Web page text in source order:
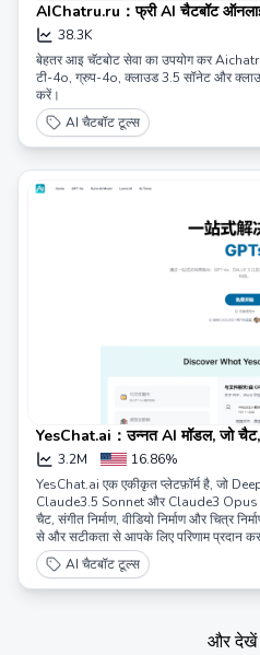
AIChatru.ru：फ्री AI चैटबॉट
38.3K
बेहतर आइ चॅटबोट सेवा का उपयोग कर
टी-4o, ग्रुप-4o, क्लाउड 3.5 सॉनेट और
करें।
AI चैटबॉट टूल्स
YesChat.ai：उन्नत AI मॉडल, जो चैट,
करता है
3.2M 16.86%
YesChat.ai एक एकीकृत प्लेटफ़ॉर्म है, जो
Claude3.5 Sonnet और Claude3 Opus
चैट, संगीत निर्माण, वीडियो निर्माण और चित्र
से और सटीकता से आपके लिए परिणाम प्रदान
AI चैटबॉट टूल्स
और देखें